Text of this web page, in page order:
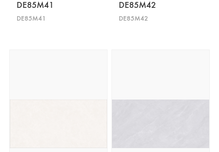
DE85M41
DE85M41
DE85M42
DE85M42